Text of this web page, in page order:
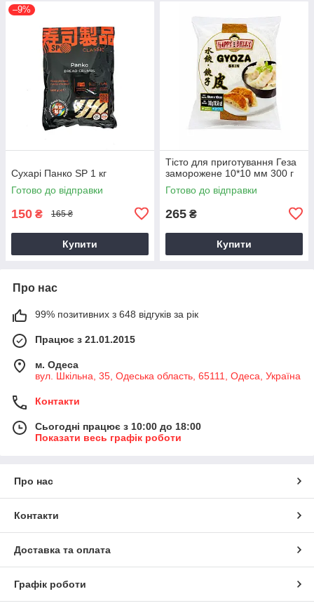
–9%
Сухарі Панко SP 1 кг
Готово до відправки
150 ₴ 165 ₴
Купити
Тісто для приготування Геза
заморожене 10*10 мм 300 г
Готово до відправки
265 ₴
Купити
Про нас
99% позитивних з 648 відгуків за рік
Працює з 21.01.2015
м. Одеса
вул. Шкільна, 35, Одеська область, 65111, Одеса, Україна
Контакти
Сьогодні працює з 10:00 до 18:00
Показати весь графік роботи
Про нас
Контакти
Доставка та оплата
Графік роботи